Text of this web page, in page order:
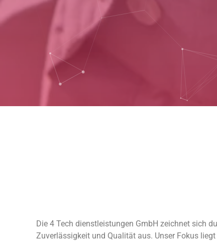
Die 4 Tech dienstleistungen GmbH zeichnet sich
Zuverlässigkeit und Qualität aus. Unser Fokus